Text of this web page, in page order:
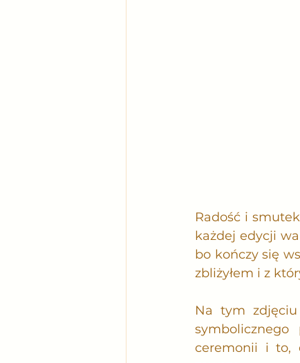
Radość i
każdej edycji
bo kończy się
zbliżyłem i z
Na tym
symbolicznego
ceremonii i to,